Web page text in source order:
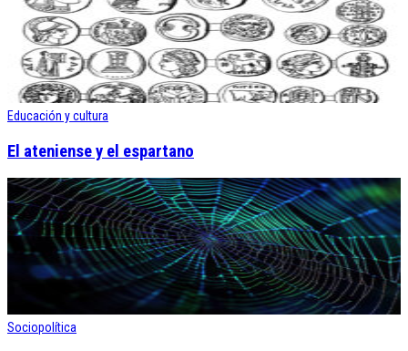
Educación y cultura
El ateniense y el espartano
Sociopolítica